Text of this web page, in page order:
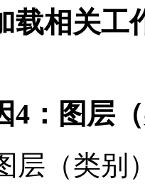
载相关工
4：图层
层（类别